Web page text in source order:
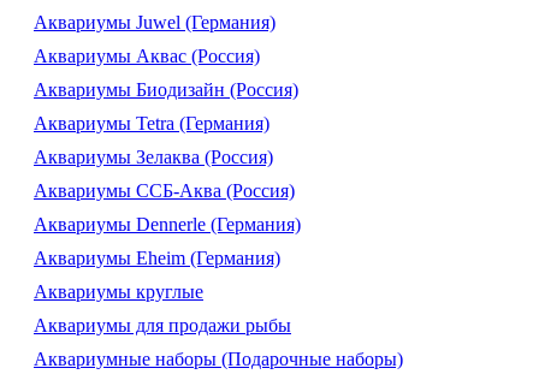
Аквариумы Juwel (Германия)
Аквариумы Аквас (Россия)
Аквариумы Биодизайн (Россия)
Аквариумы Tetra (Германия)
Аквариумы Зелаква (Россия)
Аквариумы ССБ-Аква (Россия)
Аквариумы Dennerle (Германия)
Аквариумы Eheim (Германия)
Аквариумы круглые
Аквариумы для продажи рыбы
Аквариумные наборы (Подарочные наборы)